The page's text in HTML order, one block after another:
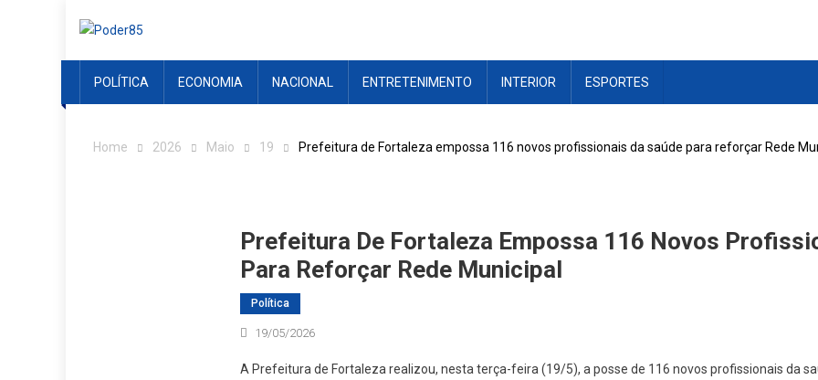
POLÍTICA
ECONOMIA NACIONAL ENTRETENIMENTO INTERIOR ESPORTES
Home 2026 Maio 19 Prefeitura de Fortaleza empossa 116 novos profissionais da saúde para reforçar Rede
Prefeitura De Fortaleza Empossa 116 Novos
Para Reforçar Rede Municipal
Política
19/05/2026
A Prefeitura de Fortaleza realizou, nesta terça-feira (19/5), a posse de 116 novos profissionais da